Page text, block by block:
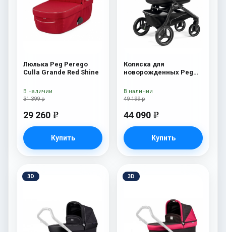
Люлька Peg Perego
Culla Grande Red Shine
31 399 р
29 260 e
Купить
В наличии
Коляска для
новорожденных Peg
Onyx
49 199 р
44 090 e
Купить
В наличии
3D 3D